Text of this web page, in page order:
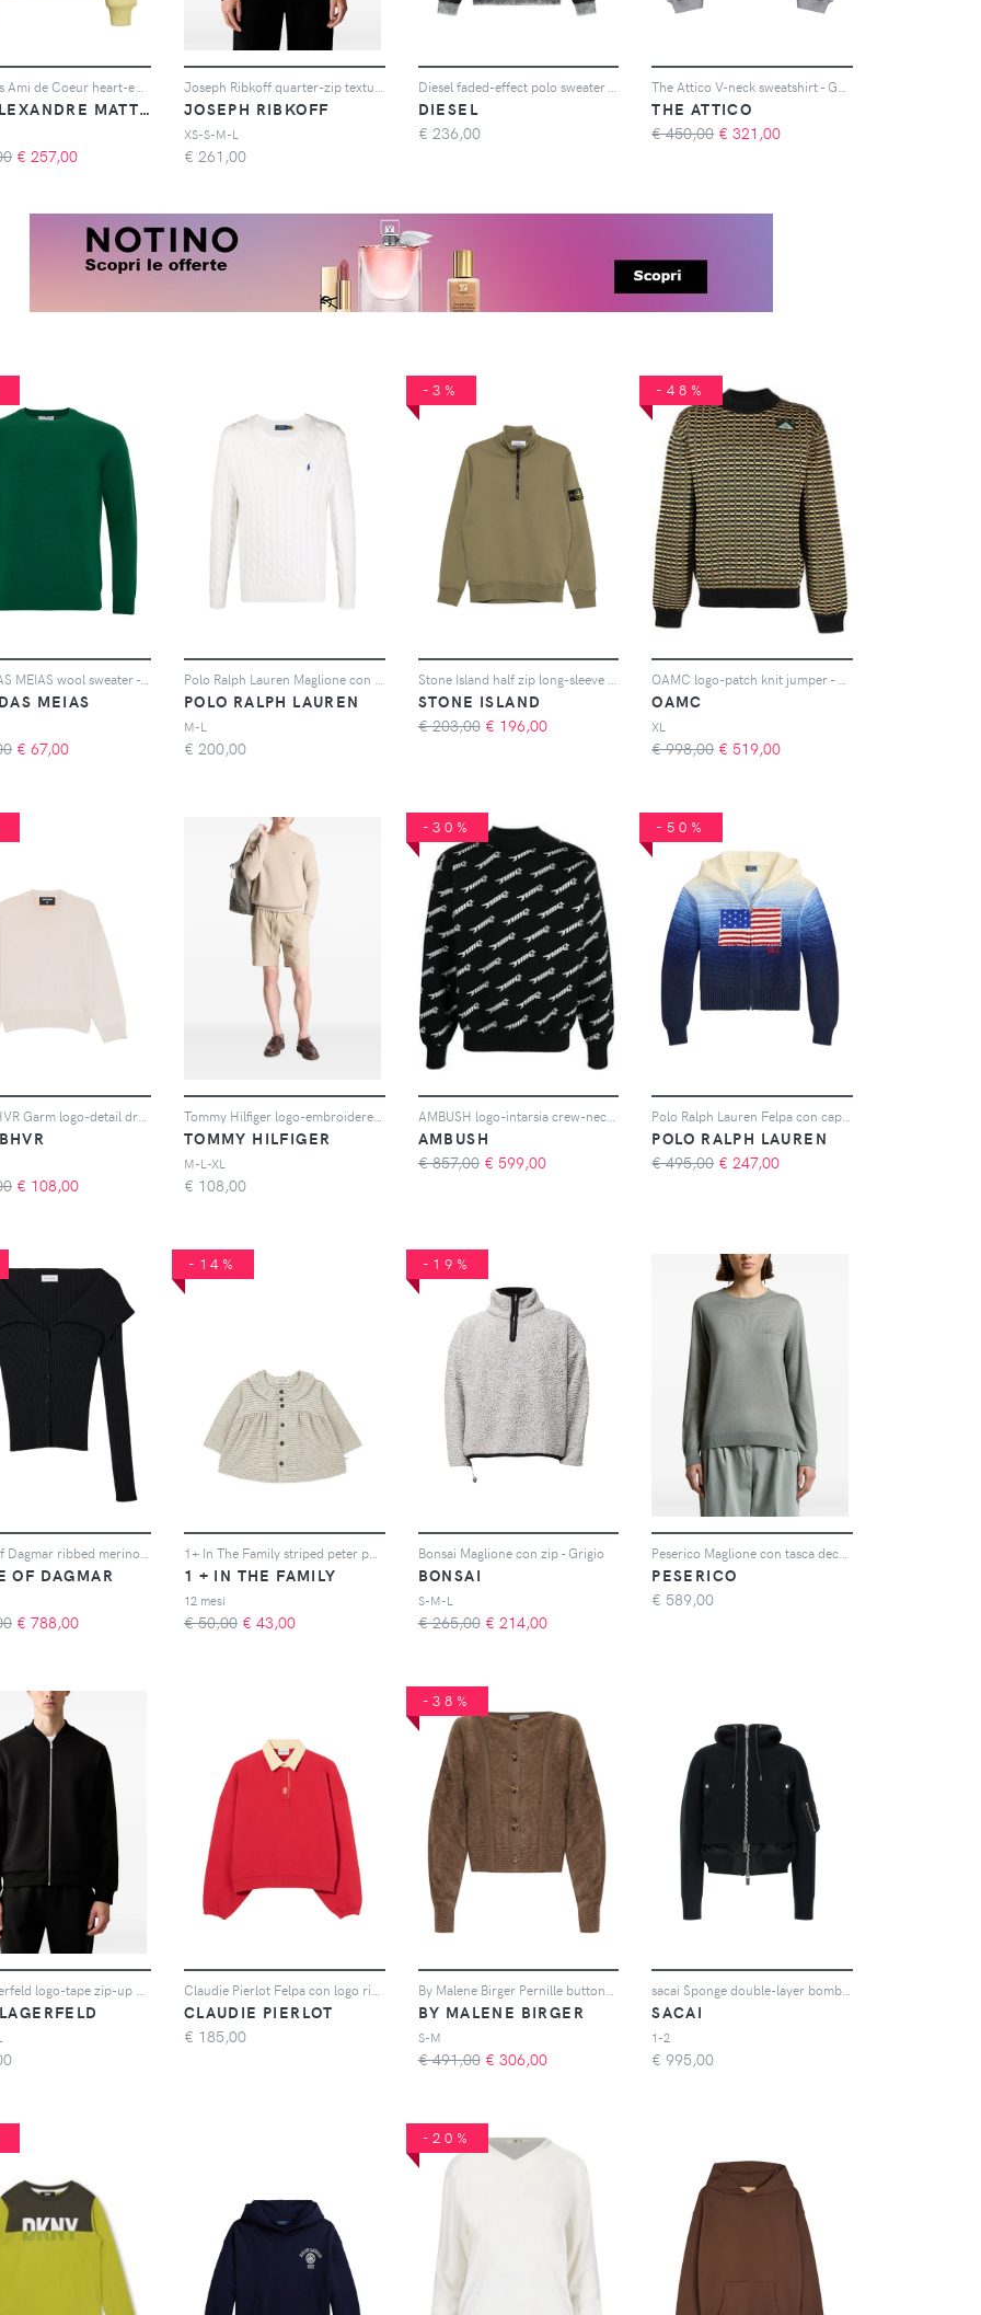
AMI ALEXANDRE MATTIUSSI
€ 257,00
JOSEPH RIBKOFF
XS-S-M-L
€ 261,00
DIESEL
€ 236,00
THE ATTICO
€ 450,00 € 321,00
MEIAS
€ 67,00
POLO RALPH LAUREN
M-L
€ 200,00
-3%
STONE ISLAND
€ 203,00 € 196,00
-48%
OAMC
XL
€ 998,00 € 519,00
€ 108,00
Tommy Hilfiger logo-embroidered waffle-knit sweater - Toni neutri
TOMMY HILFIGER
M-L-XL
€ 108,00
-30%
AMBUSH logo-intarsia crew-neck jumper - Nero
AMBUSH
€ 857,00 € 599,00
-50%
POLO RALPH LAUREN
€ 495,00 € 247,00
OF DAGMAR
€ 788,00
-14%
1+ In The Family striped peter pan collar cardigan - Toni neutri
1 + IN THE FAMILY
12 mesi
€ 50,00 € 43,00
-19%
Bonsai Maglione con zip - Grigio
BONSAI
S-M-L
€ 265,00 € 214,00
PESERICO
€ 589,00
CLAUDIE PIERLOT
€ 185,00
-38%
BY MALENE BIRGER
S-M
€ 491,00 € 306,00
SACAI
1-2
€ 995,00
-20%